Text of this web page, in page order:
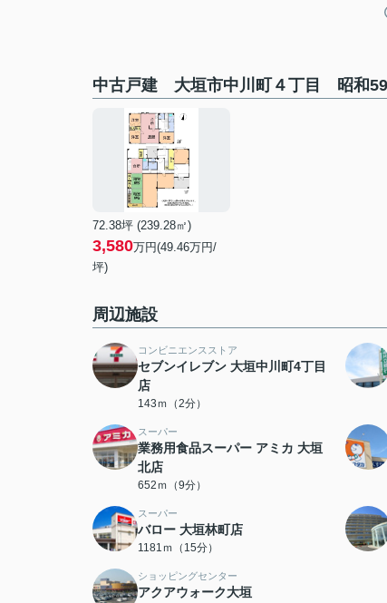
中古戸建 大垣市中川町４丁目 昭和59
72.38坪 (239.28㎡)
3,580万円(49.46万円/
坪)
周辺施設
コンビニエンスストア
セブンイレブン 大垣中川町4丁目
店
143ｍ（2分）
スーパー
業務用食品スーパー アミカ 大垣
北店
652ｍ（9分）
スーパー
バロー 大垣林町店
1181ｍ（15分）
ショッピングセンター
アクアウォーク大垣